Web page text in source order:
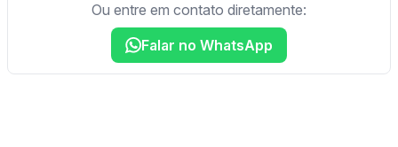
Ou entre em contato diretamente:
Falar no WhatsApp